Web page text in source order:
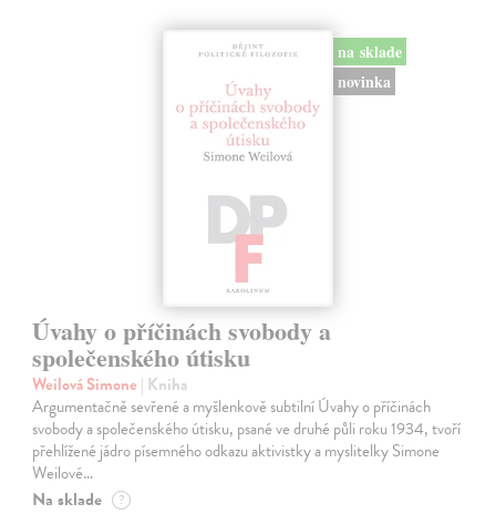
na sklade
novinka
Úvahy o příčinách svobody a
společenského útisku
Weilová Simone | Kniha
Argumentačně sevřené a myšlenkově subtilní Úvahy o příčinách
svobody a společenského útisku, psané ve druhé půli roku 1934, tvoří
přehlížené jádro písemného odkazu aktivistky a myslitelky Simone
Weilové…
Na sklade ?